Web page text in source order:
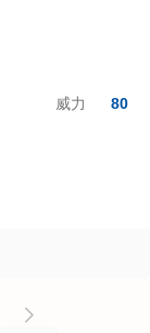
威力 80